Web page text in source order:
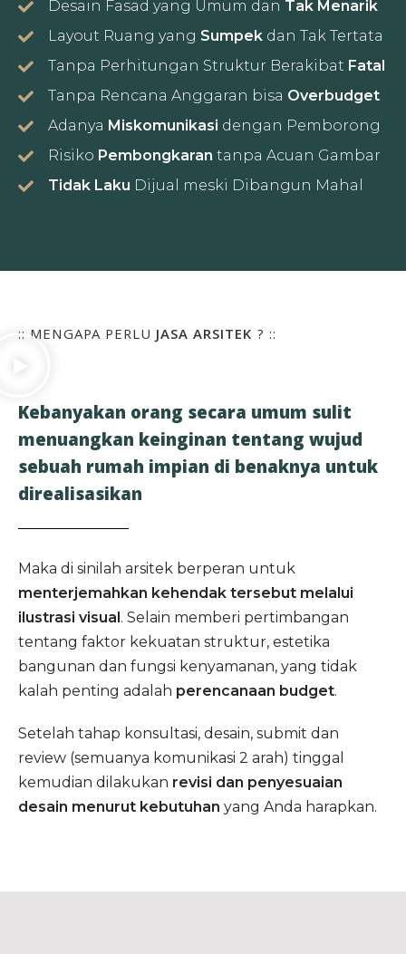
Desain Fasad yang Umum dan Tak Menarik
Layout Ruang yang Sumpek dan Tak Tertata
Tanpa Perhitungan Struktur Berakibat Fatal
Tanpa Rencana Anggaran bisa Overbudget
Adanya Miskomunikasi dengan Pemborong
Risiko Pembongkaran tanpa Acuan Gambar
Tidak Laku Dijual meski Dibangun Mahal
:: MENGAPA PERLUJASA ARSITEK ? ::
Kebanyakan orang secara umum sulit
menuangkan keinginan tentang wujud
sebuah rumah impian di benaknya untuk
direalisasikan
Maka di sinilah arsitek berperan untuk
menterjemahkan kehendak tersebut melalui
ilustrasi visual. Selain memberi pertimbangan
tentang faktor kekuatan struktur, estetika
bangunan dan fungsi kenyamanan, yang tidak
kalah penting adalah perencanaan budget.
Setelah tahap konsultasi, desain, submit dan
review (semuanya komunikasi 2 arah) tinggal
kemudian dilakukan revisi dan penyesuaian
desain menurut kebutuhan yang Anda harapkan.